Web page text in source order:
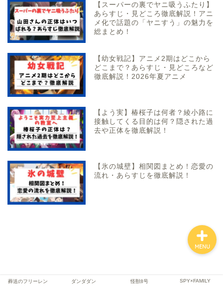
【スーパーの裏でヤニ吸うふたり】
あらすじ・見どころ徹底解説！アニ
メ化で話題の「ヤニすう」の魅力を
総まとめ！
【幼女戦記】アニメ2期はどこから
どこまで？あらすじ・見どころなど
徹底解説！2026年夏アニメ
【よう実】椿桜子は何者？綾小路に
接触してくる目的は何？隠された過
去や正体を徹底解説！
【氷の城壁】相関図まとめ！恋愛の
流れ・あらすじを徹底解説！
葬送のフリーレン ダンダダン 怪獣8号 SPY×FAMILY
MENU
スポーツ